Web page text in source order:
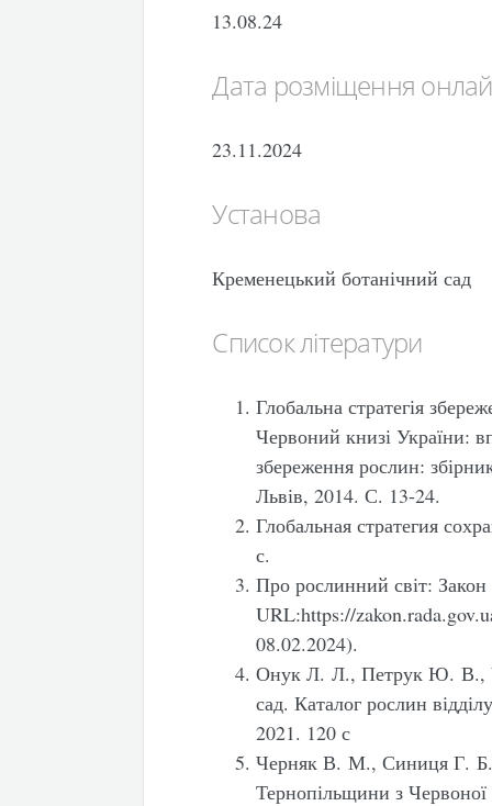
13.08.24
Дата розміщення
23.11.2024
Установа
Кременецький ботанічний сад
Список літератури
Глобальна стратегія
Червоний книзі України:
збереження рослин:
Львів, 2014. С. 13-24.
Глобальная стратегия
с.
Про рослинний світ:
URL:https://
08.02.2024).
Онук Л. Л., Петрук Ю. В.,
сад. Каталог рослин
2021. 120 с
Черняк В. М., Синиця Г. Б.
Тернопільщини з